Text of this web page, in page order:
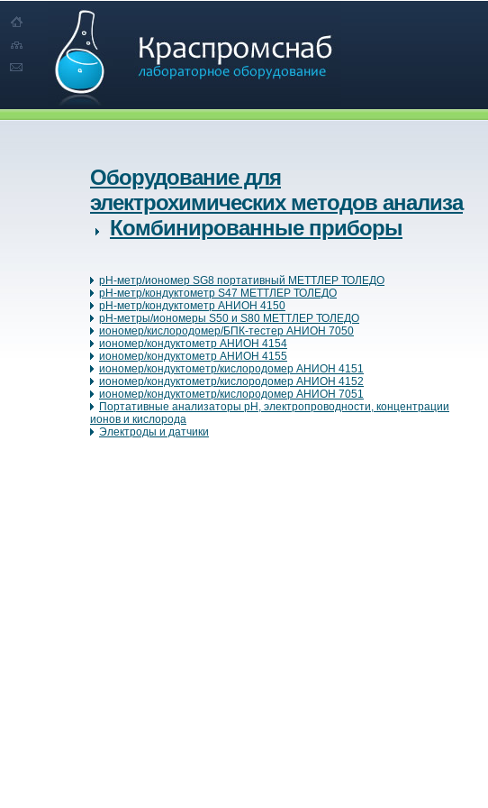
Оборудование для
электрохимических методов анализа
Комбинированные приборы
pH-метр/иономер SG8 портативный МЕТТЛЕР ТОЛЕДО
pH-метр/кондуктометр S47 МЕТТЛЕР ТОЛЕДО
pH-метр/кондуктометр АНИОН 4150
pH-метры/иономеры S50 и S80 МЕТТЛЕР ТОЛЕДО
иономер/кислородомер/БПК-тестер АНИОН 7050
иономер/кондуктометр АНИОН 4154
иономер/кондуктометр АНИОН 4155
иономер/кондуктометр/кислородомер АНИОН 4151
иономер/кондуктометр/кислородомер АНИОН 4152
иономер/кондуктометр/кислородомер АНИОН 7051
Портативные анализаторы рН, электропроводности, концентрации
ионов и кислорода
Электроды и датчики